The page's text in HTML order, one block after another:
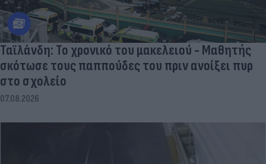
Ταϊλάνδη: Το χρονικό του μακελειού - Μαθητής
σκότωσε τους παππούδες του πριν ανοίξει πυρ
στο σχολείο
07.08.2026